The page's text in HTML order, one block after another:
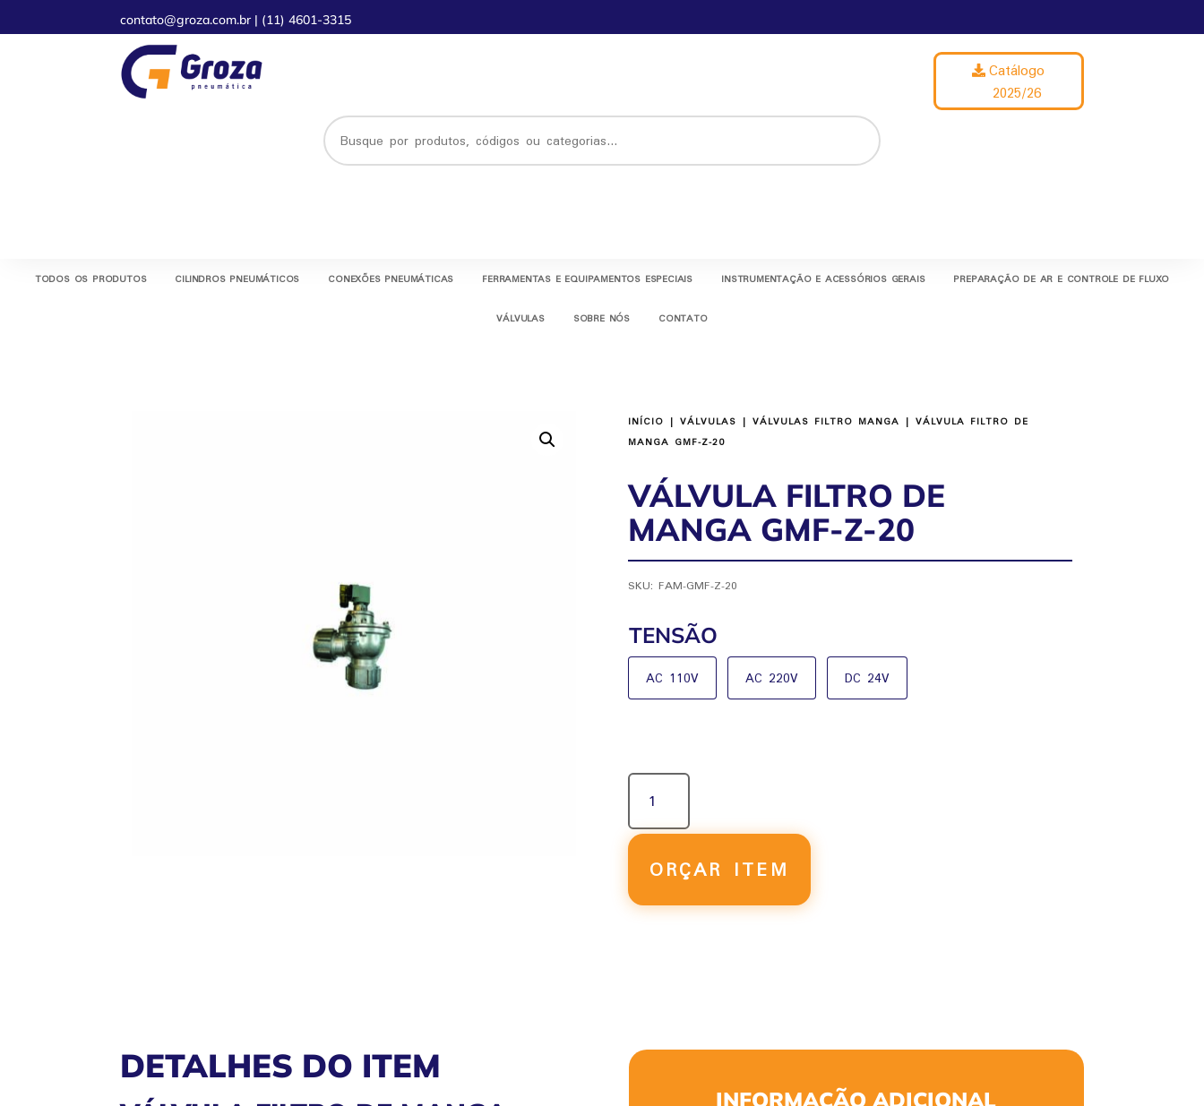
contato@groza.com.br | (11) 4601-3315
Catálogo
2025/26
TODOS OS PRODUTOS CILINDROS PNEUMÁTICOS CONEXÕES PNEUMÁTICAS FERRAMENTAS E EQUIPAMENTOS ESPECIAIS INSTRUMENTAÇÃO E ACESSÓRIOS GERAIS PREPARAÇÃO DE AR E CONTROLE DE FLUXO
VÁLVULAS SOBRE NÓS CONTATO
INÍCIO | VÁLVULAS | VÁLVULAS FILTRO MANGA | VÁLVULA FILTRO DE
MANGA GMF-Z-20
VÁLVULA FILTRO DE
MANGA GMF-Z-20
SKU: FAM-GMF-Z-20
TENSÃO
AC 110V AC 220V DC 24V
VÁLVULA
FILTRO
DE
MANGA
GMF-
Z-
20
ORÇAR ITEM
DETALHES DO ITEM
INFORMAÇÃO ADICIONAL